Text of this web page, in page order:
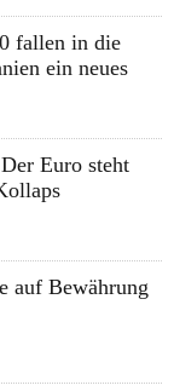
fallen in die
ein neues
Euro steht
auf Bewährung